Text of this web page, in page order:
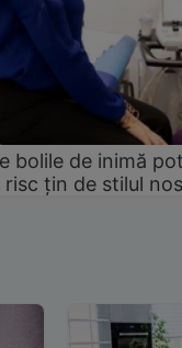
bolile de inimă
țin de stilul